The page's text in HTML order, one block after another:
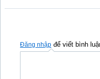
Đăng nhập để viết bình